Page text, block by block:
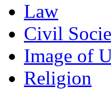
Law
Civil
Image of
Religion